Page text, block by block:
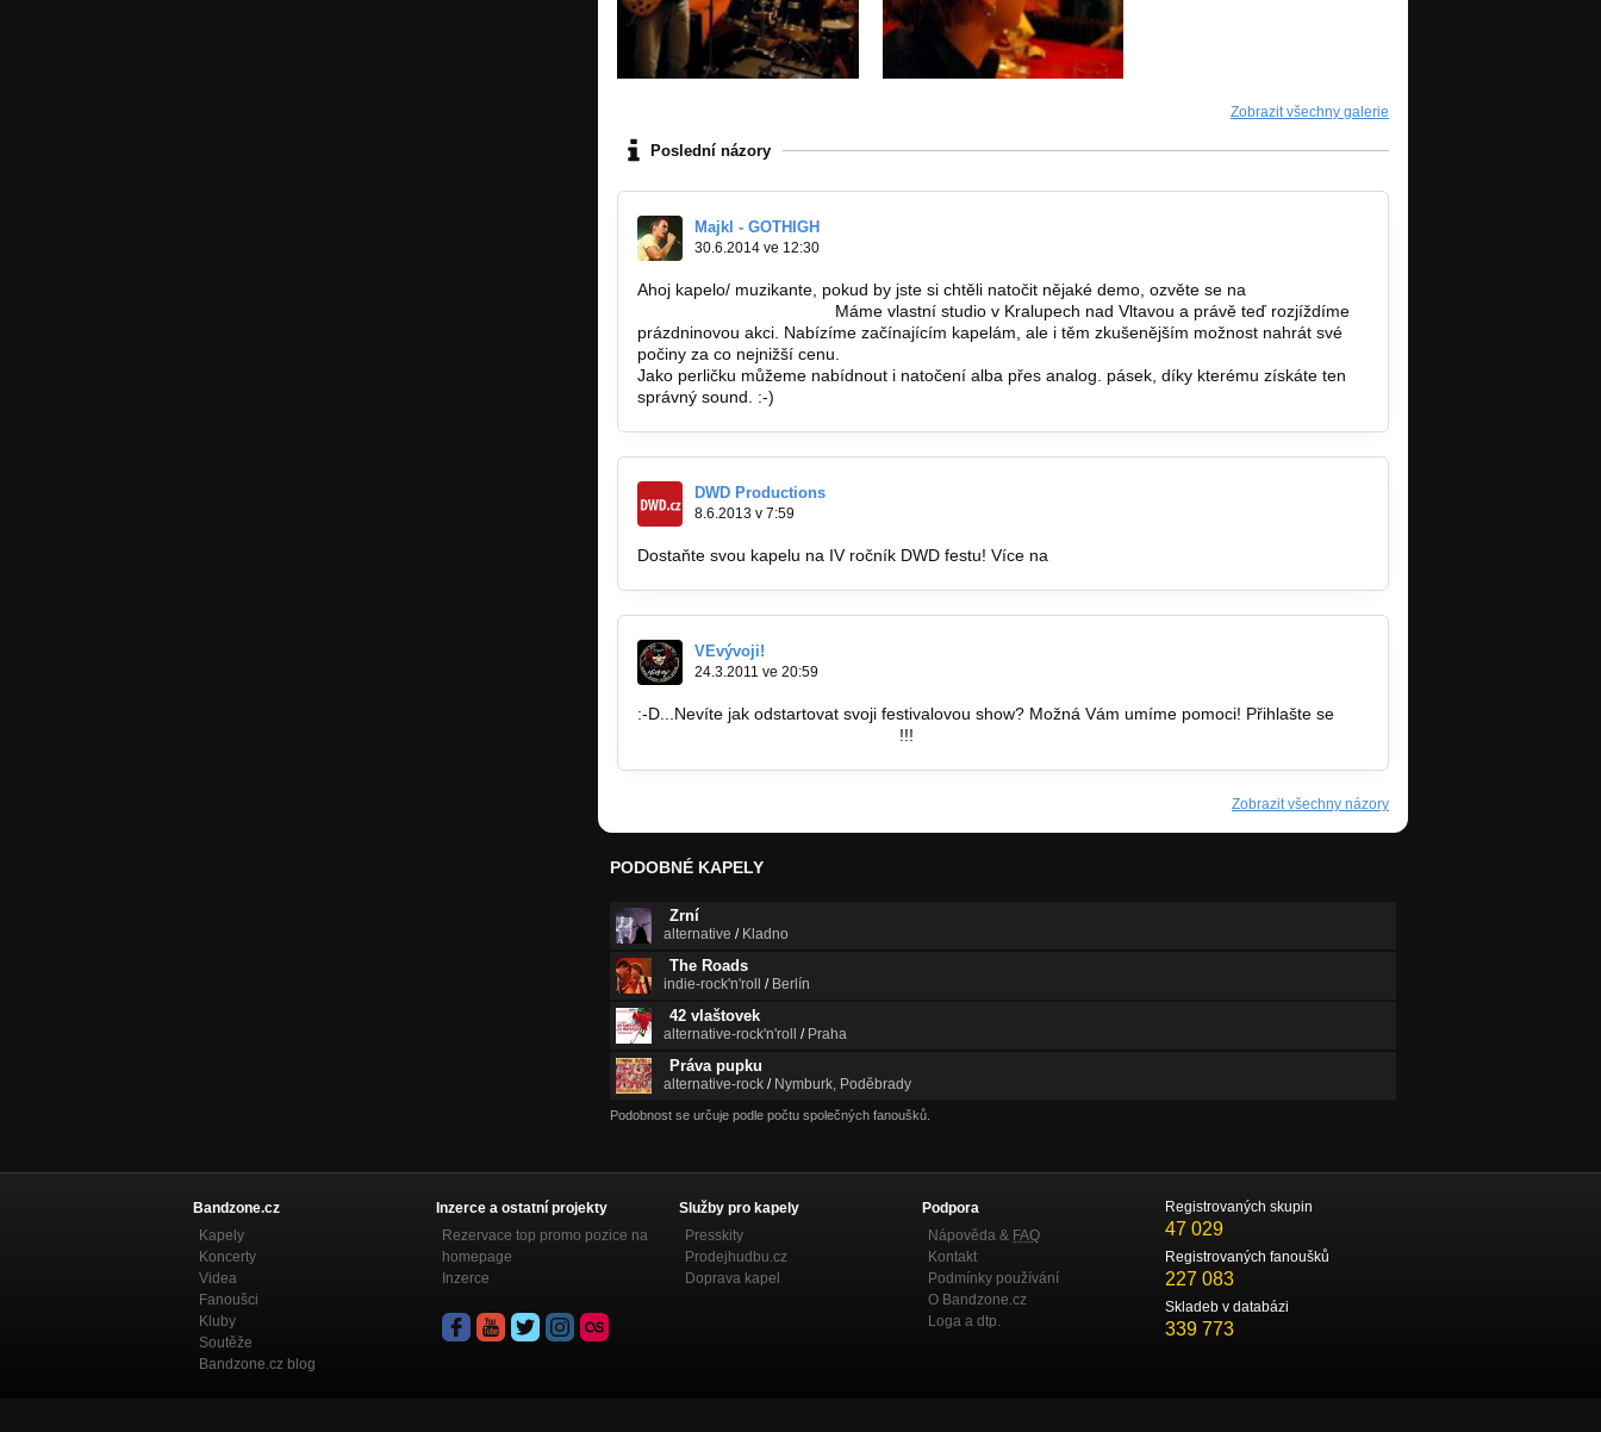
Zobrazit všechny galerie
Poslední názory
Majkl - GOTHIGH
30.6.2014 ve 12:30
Ahoj kapelo/ muzikante, pokud by jste si chtěli natočit nějaké demo, ozvěte se na
Máme vlastní studio v Kralupech nad Vltavou a právě teď rozjíždíme
prázdninovou akci. Nabízíme začínajícím kapelám, ale i těm zkušenějším možnost nahrát své
počiny za co nejnižší cenu.
Jako perličku můžeme nabídnout i natočení alba přes analog. pásek, díky kterému získáte ten
správný sound. :-)
DWD Productions
8.6.2013 v 7:59
Dostaňte svou kapelu na IV ročník DWD festu! Více na
VEvývoji!
24.3.2011 ve 20:59
:-D...Nevíte jak odstartovat svoji festivalovou show? Možná Vám umíme pomoci! Přihlašte se
!!!
Zobrazit všechny názory
PODOBNÉ KAPELY
Zrní
alternative / Kladno
The Roads
indie-rock'n'roll / Berlín
42 vlaštovek
alternative-rock'n'roll / Praha
Práva pupku
alternative-rock / Nymburk, Poděbrady
Podobnost se určuje podle počtu společných fanoušků.
Bandzone.cz
Kapely
Koncerty
Videa
Fanoušci
Kluby
Soutěže
Bandzone.cz blog
Inzerce a ostatní projekty
Rezervace top promo pozice na
homepage
Inzerce
Služby pro kapely
Presskity
Prodejhudbu.cz
Doprava kapel
Podpora
Nápověda & FAQ
Kontakt
Podmínky používání
O Bandzone.cz
Loga a dtp.
Registrovaných skupin
47 029
Registrovaných fanoušků
227 083
Skladeb v databázi
339 773